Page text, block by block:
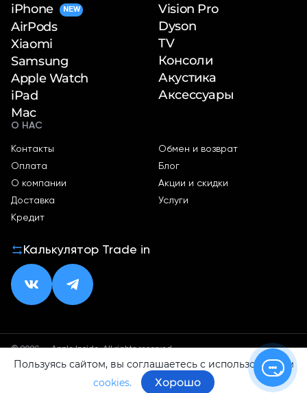
iPhone NEW
AirPods
Xiaomi
Samsung
Apple Watch
iPad
Mac
Vision Pro
Dyson
TV
Консоли
Акустика
Аксессуары
О НАС
Контакты
Оплата
О компании
Доставка
Кредит
Обмен и возврат
Блог
Акции и скидки
Услуги
Калькулятор Trade in
© 2026 — Apple Inside. All rights reserved.
Политика конфиденциальностиОферта
Пользуясь сайтом, вы соглашаетесь с использованием
cookies.
Хорошо